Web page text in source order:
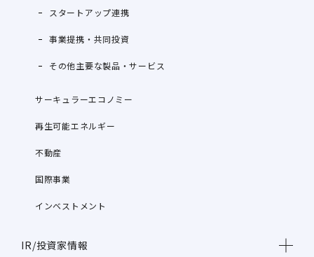
スタートアップ連携
事業提携・共同投資
その他主要な製品・サービス
サーキュラーエコノミー
再生可能エネルギー
不動産
国際事業
インベストメント
IR/投資家情報